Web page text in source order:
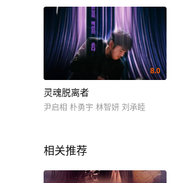
8.0
灵魂脱离者
尹启相 朴勇宇 林智妍 刘承睦
相关推荐